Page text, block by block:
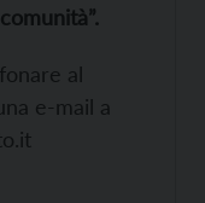
al
e-mail a